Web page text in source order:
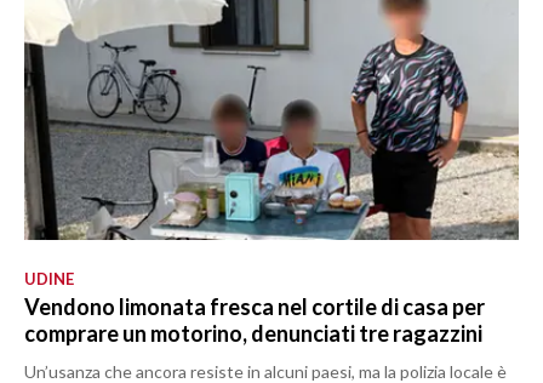
UDINE
Vendono limonata fresca nel cortile di casa per
comprare un motorino, denunciati tre ragazzini
Un’usanza che ancora resiste in alcuni paesi, ma la polizia locale è